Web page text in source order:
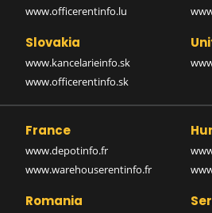
www.officerentinfo.lu
Slovakia
www.kancelarieinfo.sk
www.officerentinfo.sk
France
www.depotinfo.fr
www.warehouserentinfo.fr
Romania